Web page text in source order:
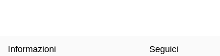
Informazioni
Seguici